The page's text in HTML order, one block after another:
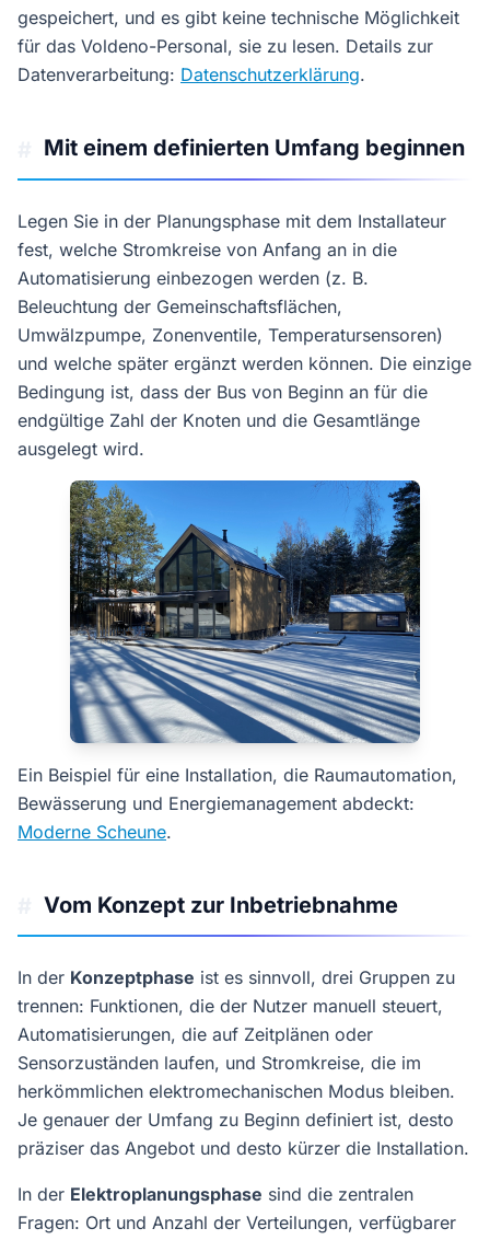
gespeichert, und es gibt keine technische Möglichkeit
für das Voldeno-Personal, sie zu lesen. Details zur
Datenverarbeitung: Datenschutzerklärung.
Mit einem definierten Umfang beginnen
Legen Sie in der Planungsphase mit dem Installateur
fest, welche Stromkreise von Anfang an in die
Automatisierung einbezogen werden (z. B.
Beleuchtung der Gemeinschaftsflächen,
Umwälzpumpe, Zonenventile, Temperatursensoren)
und welche später ergänzt werden können. Die einzige
Bedingung ist, dass der Bus von Beginn an für die
endgültige Zahl der Knoten und die Gesamtlänge
ausgelegt wird.
Ein Beispiel für eine Installation, die Raumautomation,
Bewässerung und Energiemanagement abdeckt:
Moderne Scheune.
Vom Konzept zur Inbetriebnahme
In der Konzeptphase ist es sinnvoll, drei Gruppen zu
trennen: Funktionen, die der Nutzer manuell steuert,
Automatisierungen, die auf Zeitplänen oder
Sensorzuständen laufen, und Stromkreise, die im
herkömmlichen elektromechanischen Modus bleiben.
Je genauer der Umfang zu Beginn definiert ist, desto
präziser das Angebot und desto kürzer die Installation.
In der Elektroplanungsphase sind die zentralen
Fragen: Ort und Anzahl der Verteilungen, verfügbarer